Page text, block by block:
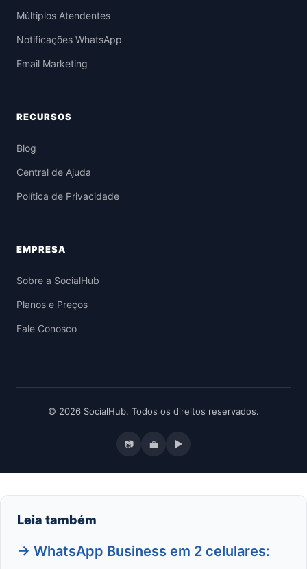
Múltiplos Atendentes
Notificações WhatsApp
Email Marketing
RECURSOS
Blog
Central de Ajuda
Política de Privacidade
EMPRESA
Sobre a SocialHub
Planos e Preços
Fale Conosco
© 2026 SocialHub. Todos os direitos reservados.
📷 💼 ▶
Leia também
→ WhatsApp Business em 2 celulares: